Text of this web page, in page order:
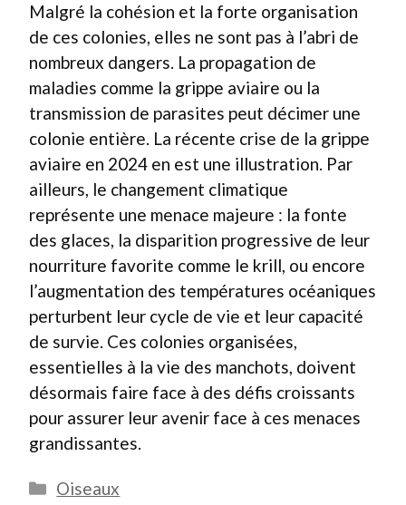
Malgré la cohésion et la forte organisation
de ces colonies, elles ne sont pas à l’abri de
nombreux dangers. La propagation de
maladies comme la grippe aviaire ou la
transmission de parasites peut décimer une
colonie entière. La récente crise de la grippe
aviaire en 2024 en est une illustration. Par
ailleurs, le changement climatique
représente une menace majeure : la fonte
des glaces, la disparition progressive de leur
nourriture favorite comme le krill, ou encore
l’augmentation des températures océaniques
perturbent leur cycle de vie et leur capacité
de survie. Ces colonies organisées,
essentielles à la vie des manchots, doivent
désormais faire face à des défis croissants
pour assurer leur avenir face à ces menaces
grandissantes.
Catégories
Oiseaux